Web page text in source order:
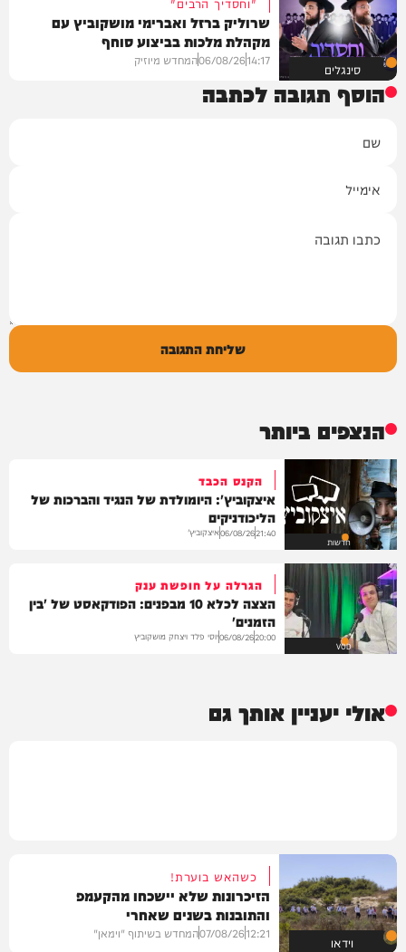
סינגלים
שרוליק ברזל ואברימי מושקוביץ עם
מקהלת מלכות בביצוע סוחף
14:17
06/08/26המחדש מיוזיק
הוסף תגובה לכתבה
שליחת התגובה
הנצפים ביותר
חדשות
הקנס הכבד
איצקוביץ': היומולדת של הנגיד והברכות של
הליכודניקים
21:40
06/08/26איצקוביץ'
VOD
הגרלה על חופשת ענק
הצצה לכלא 10 מבפנים: הפודקאסט של 'בין
הזמנים'
20:00
06/08/26יוסי פלד ויצחק מושקוביץ
אולי יעניין אותך גם
וידאו
כשהאש בוערת!
הזיכרונות שלא יישכחו מהקעמפ
והתובנות בשנים שאחרי
12:21
07/08/26המחדש בשיתוף "וימאן"